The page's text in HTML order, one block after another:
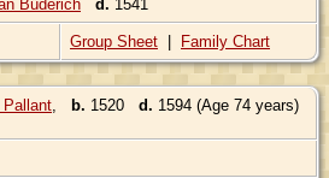
Büderich d. 1541
Group Sheet | Family Chart
Pallant b. 1520 d. 1594 (Age 74 years)